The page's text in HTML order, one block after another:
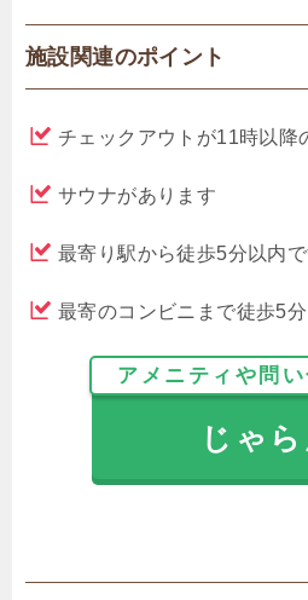
施設関連のポイント
チェックアウトが11時以降
サウナがあります
最寄り駅から徒歩5分以内
最寄のコンビニまで徒歩5
アメニティや問
じゃ